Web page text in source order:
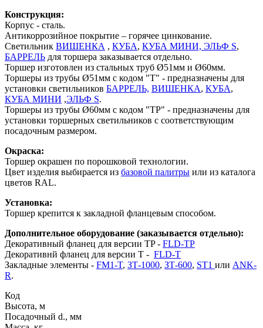
Конструкция:
Корпус - сталь.
Антикоррозийное покрытие – горячее цинкование.
Светильник ВИШЕНКА , КУБА, КУБА МИНИ, ЭЛЬФ S,
БАРРЕЛЬ для торшера заказывается отдельно.
Торшер изготовлен из стальных труб Ø51мм и Ø60мм.
Торшеры из трубы Ø51мм с кодом "Т" - предназначены для
установки светильников БАРРЕЛЬ, ВИШЕНКА, КУБА,
КУБА МИНИ ,ЭЛЬФ S.
Торшеры из трубы Ø60мм с кодом "ТР" - предназначены для
установки торшерных светильников с соответствующим
посадочным размером.
Окраска:
Торшер окрашен по порошковой технологии.
Цвет изделия выбирается из базовой палитры или из каталога
цветов RAL.
Установка:
Торшер крепится к закладной фланцевым способом.
Дополнительное оборудование (заказывается отдельно):
Декоративный фланец для версии TP - FLD-TP
Декоративнй фланец для версии T - FLD-T
Закладные элементы - FM1-T, ЗТ-1000, ЗТ-600, ST1 или ANK-
R.
Код
Высота, м
Посадочный d., мм